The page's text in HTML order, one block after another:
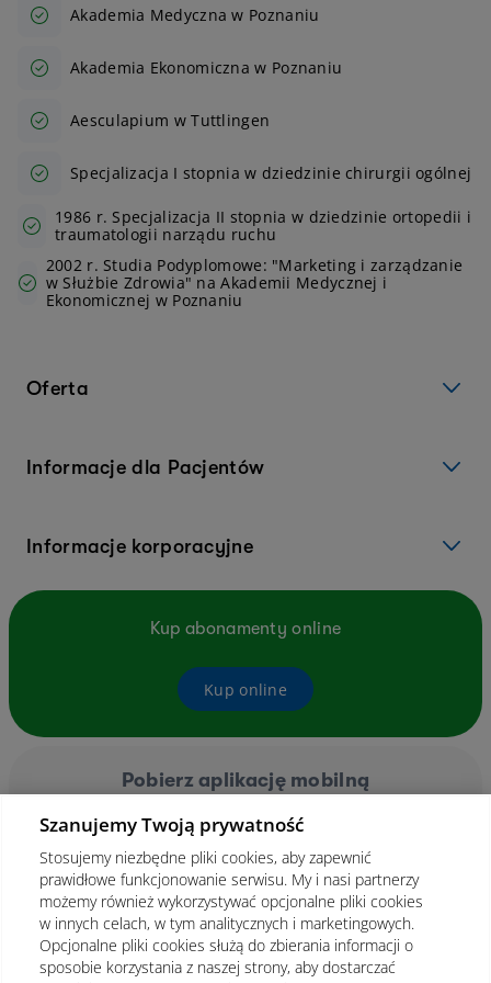
Akademia Medyczna w Poznaniu
Akademia Ekonomiczna w Poznaniu
Aesculapium w Tuttlingen
Specjalizacja I stopnia w dziedzinie chirurgii ogólnej
1986 r. Specjalizacja II stopnia w dziedzinie ortopedii i
traumatologii narządu ruchu
2002 r. Studia Podyplomowe: "Marketing i zarządzanie
w Służbie Zdrowia" na Akademii Medycznej i
Ekonomicznej w Poznaniu
Oferta
Informacje dla Pacjentów
Informacje korporacyjne
Kup abonamenty online
Kup online
Pobierz aplikację mobilną
Szanujemy Twoją prywatność
Stosujemy niezbędne pliki cookies, aby zapewnić
prawidłowe funkcjonowanie serwisu. My i nasi partnerzy
możemy również wykorzystywać opcjonalne pliki cookies
w innych celach, w tym analitycznych i marketingowych.
Opcjonalne pliki cookies służą do zbierania informacji o
sposobie korzystania z naszej strony, aby dostarczać